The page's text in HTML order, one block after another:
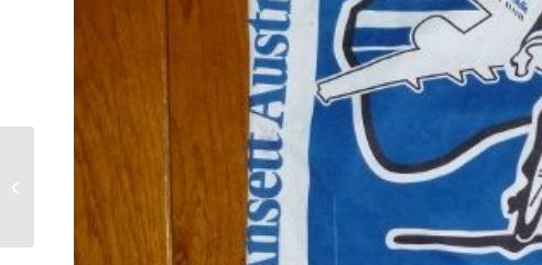
De Spartaan = Rijswijk